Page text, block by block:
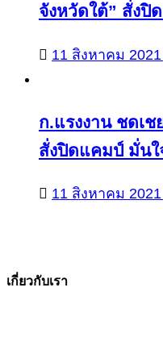
จังหวัดใต้” สั่งปิ
11 สิงหาคม 2021
ก.แรงงาน ชดเ
สั่งปิดแคมป์ มั่น
11 สิงหาคม 2021
เกี่ยวกับเรา